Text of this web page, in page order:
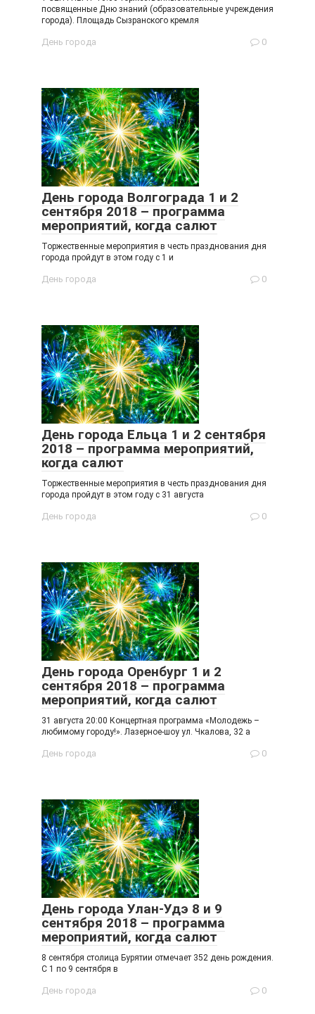
посвященные Дню знаний (образовательные учреждения
города). Площадь Сызранского кремля
День города 0
День города Волгограда 1 и 2
сентября 2018 – программа
мероприятий, когда салют
Торжественные мероприятия в честь празднования дня
города пройдут в этом году с 1 и
День города 0
День города Ельца 1 и 2 сентября
2018 – программа мероприятий,
когда салют
Торжественные мероприятия в честь празднования дня
города пройдут в этом году с 31 августа
День города 0
День города Оренбург 1 и 2
сентября 2018 – программа
мероприятий, когда салют
31 августа 20:00 Концертная программа «Молодежь –
любимому городу!». Лазерное-шоу ул. Чкалова, 32 а
День города 0
День города Улан-Удэ 8 и 9
сентября 2018 – программа
мероприятий, когда салют
8 сентября столица Бурятии отмечает 352 день рождения.
С 1 по 9 сентября в
День города 0